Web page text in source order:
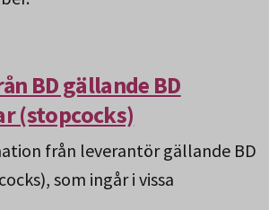
BD gällande BD
(stopcocks)
från leverantör gällande BD
som ingår i vissa